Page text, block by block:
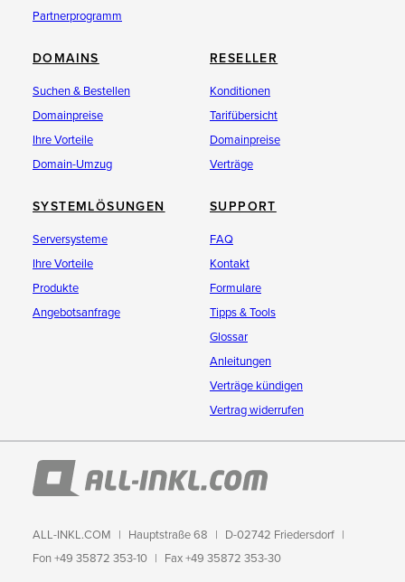
Partnerprogramm
DOMAINS
Suchen & Bestellen
Domainpreise
Ihre Vorteile
Domain-Umzug
RESELLER
Konditionen
Tarifübersicht
Domainpreise
Verträge
SYSTEMLÖSUNGEN
Serversysteme
Ihre Vorteile
Produkte
Angebotsanfrage
SUPPORT
FAQ
Kontakt
Formulare
Tipps & Tools
Glossar
Anleitungen
Verträge kündigen
Vertrag widerrufen
ALL-INKL.COM Hauptstraße 68
D-02742 Friedersdorf
Fon +49 35872 353-10
Fax +49 35872 353-30